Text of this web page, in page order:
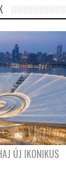
ÚJ IKONIKUS